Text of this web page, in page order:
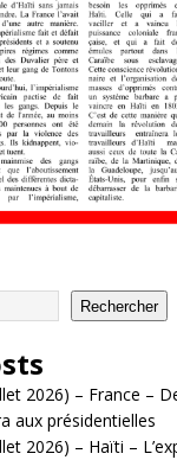
Rechercher
2026) – France –
aux présidentielles
2026) – Haïti –